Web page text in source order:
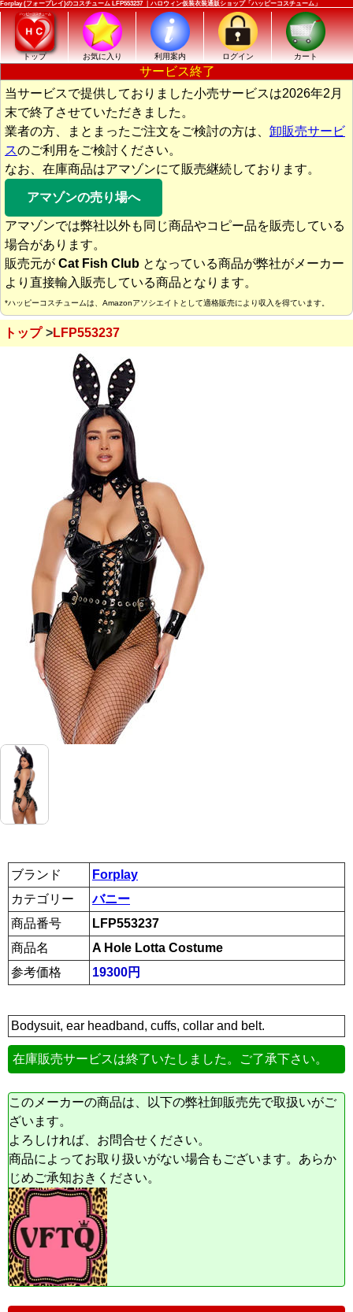
Forplay (フォープレイ)のコスチューム LFP553237 ｜ハロウィン仮装衣装通販ショップ「ハッピーコスチューム」
トップ お気に入り 利用案内 ログイン カート
サービス終了
当サービスで提供しておりました小売サービスは2026年2月
末で終了させていただきました。
業者の方、まとまったご注文をご検討の方は、 卸販売サービ
スのご利用をご検討ください。
なお、在庫商品はアマゾンにて販売継続しております。
アマゾンの売り場へ
アマゾンでは弊社以外も同じ商品やコピー品を販売している
場合があります。
販売元が Cat Fish Club となっている商品が弊社がメーカー
より直接輸入販売している商品となります。
*ハッピーコスチュームは、Amazonアソシエイトとして適格販売により収入を得ています。
トップ LFP553237
ブランド
Forplay
カテゴリー
バニー
商品番号
LFP553237
商品名
A Hole Lotta Costume
参考価格
19300円
Bodysuit, ear headband, cuffs, collar and belt.
在庫販売サービスは終了いたしました。ご了承下さい。
このメーカーの商品は、以下の弊社卸販売先で取扱いがご
ざいます。
よろしければ、お問合せください。
商品によってお取り扱いがない場合もございます。あらか
じめご承知おきください。